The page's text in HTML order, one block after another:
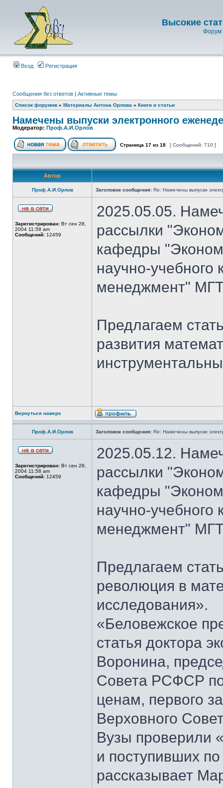
Высокие
Форум
Вход Регистрация
Сообщения без ответов | Активные темы
Список форумов » Материалы Антона Орлова » Книги и статьи
Намечены выпуски электронного
Модератор: Проф.А.И.Орлов
Страница 17 из 18 [ Сообщений: 710 ]
Автор
Проф.А.И.Орлов Заголовок сообщения: Re: Намечены выпуски
Зарегистрирован: Вт сен 28,
2004 11:58 am
Сообщений: 12459
2025.05.05.
рассылки
кафедры
научно-
менеджмент"
Предлагаем
развития
Вернуться наверх
Проф.А.И.Орлов Заголовок сообщения: Re: Намечены выпуски
Зарегистрирован: Вт сен 28,
2004 11:58 am
Сообщений: 12459
2025.05.12.
рассылки
кафедры
научно-
менеджмент"
Предлагаем
революция в
исследования».
«Беловежское
статья доктора
Воронина,
Совета РСФСР
ценам, первого
Верховного
Вузы проверили
и поступивших
рассказывает